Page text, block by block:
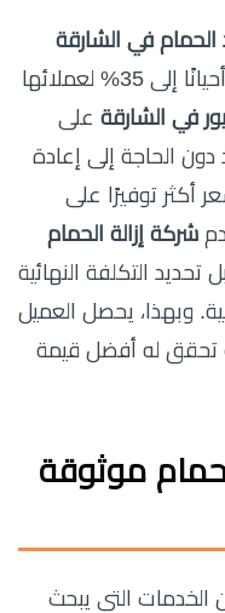
في الشارقة
على تقديم خصومات حقيقية تصل أحيانًا إلى 35% لعملائها
في الشارقة على
دون الحاجة إلى إعادة
أكثر توفيرًا على
شركة إزالة الحمام
التكلفة النهائية
وبهذا، يحصل العميل
تحقق له أفضل قيمة
موثوقة
الخدمات التي يبحث